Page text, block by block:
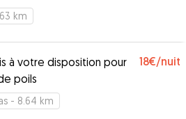
km
à votre disposition pour
poils
18€/nuit
- 8.64 km